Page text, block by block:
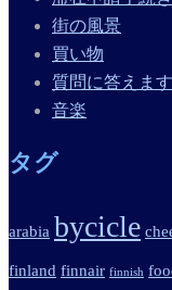
街の風景
買い物
質問に答えます
音楽
タグ
arabia bycicle
finland finnair finnish